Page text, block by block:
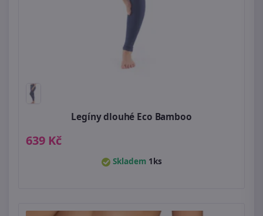
Legíny dlouhé Eco Bamboo
639 Kč
Skladem 1ks